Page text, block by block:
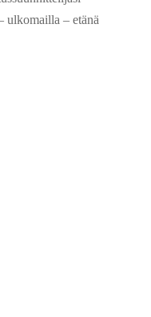
ulkomailla – etänä